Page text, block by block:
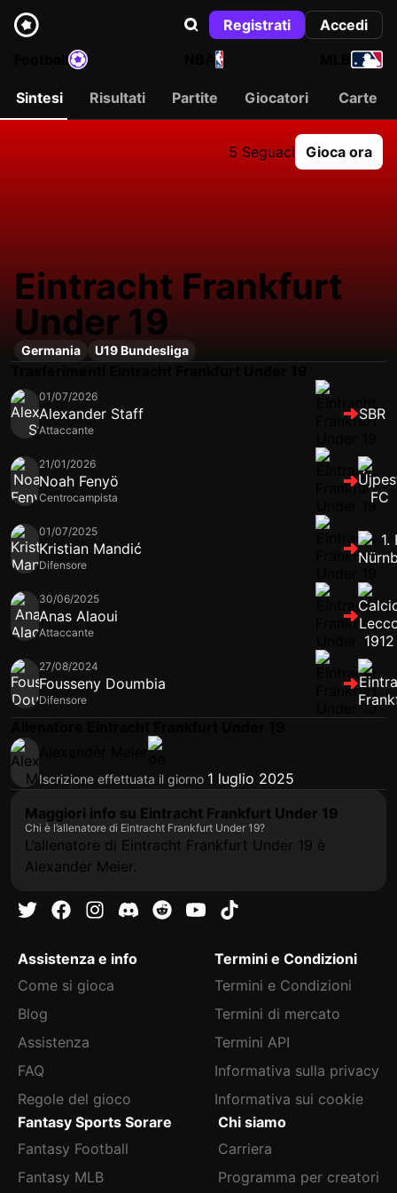
Registrati
Accedi
NBA
Sintesi Risultati Partite Giocatori Carte
5 Seguaci Gioca ora
Eintracht Frankfurt
Under 19
Germania U19 Bundesliga
01/07/2026
Alexander Staff
Attaccante
SBR
21/01/2026
Noah Fenyö
Centrocampista
01/07/2025
Kristian Mandić
Difensore
30/06/2025
Anas Alaoui
Attaccante
27/08/2024
Fousseny Doumbia
Difensore
Iscrizione effettuata il giorno 1 luglio 2025
Maggiori info su Eintracht Frankfurt Under 19
Chi è l’allenatore di Eintracht Frankfurt Under 19?
L’allenatore di Eintracht Frankfurt Under 19 è
Alexander Meier.
Assistenza e info
Come si gioca
Blog
Assistenza
FAQ
Regole del gioco
Termini e Condizioni
Termini e Condizioni
Termini di mercato
Termini API
Informativa sulla privacy
Informativa sui cookie
Fantasy Sports Sorare
Fantasy Football
Fantasy MLB
Chi siamo
Carriera
Programma per creatori